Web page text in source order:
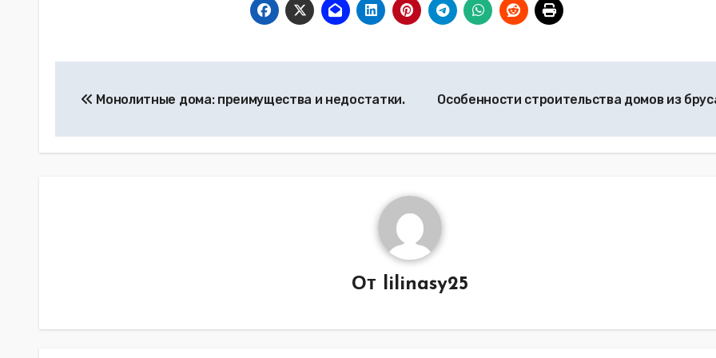
по
записям
Монолитные дома: преимущества и недостатки. Особенности строительства домов из
От lilinasy25